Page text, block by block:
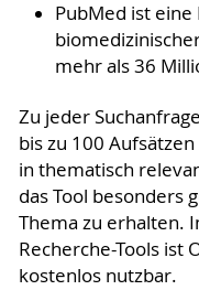
PubMed ist eine
mehr als 36
Zu jeder
bis zu 100
in thematisch
das Tool besonders
Thema zu erhalten.
Recherche-Tools ist
kostenlos nutzbar.